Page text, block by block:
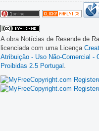
A obra Notícias de Resende de
licenciada com uma Licença
Atribuição - Uso Não-Comercial -
Proibidas 2.5 Portugal